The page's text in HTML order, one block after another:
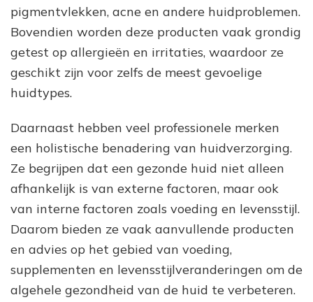
pigmentvlekken, acne en andere huidproblemen.
Bovendien worden deze producten vaak grondig
getest op allergieën en irritaties, waardoor ze
geschikt zijn voor zelfs de meest gevoelige
huidtypes.
Daarnaast hebben veel professionele merken
een holistische benadering van huidverzorging.
Ze begrijpen dat een gezonde huid niet alleen
afhankelijk is van externe factoren, maar ook
van interne factoren zoals voeding en levensstijl.
Daarom bieden ze vaak aanvullende producten
en advies op het gebied van voeding,
supplementen en levensstijlveranderingen om de
algehele gezondheid van de huid te verbeteren.